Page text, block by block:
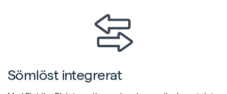
Sömlöst integrerat